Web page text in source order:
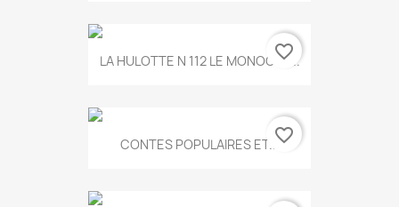
LA HULOTTE N 112 LE MONOCLE...
favorite_border
CONTES POPULAIRES ET...favorite_border